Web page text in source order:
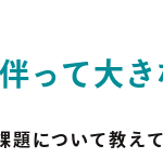
って大
について教えて